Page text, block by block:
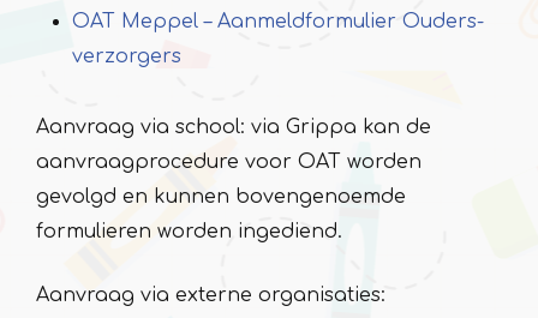
OAT Meppel – Aanmeldformulier Ouders-
verzorgers
Aanvraag via school: via Grippa kan de
aanvraagprocedure voor OAT worden
gevolgd en kunnen bovengenoemde
formulieren worden ingediend.
Aanvraag via externe organisaties: